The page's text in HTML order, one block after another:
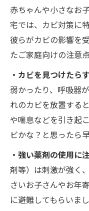
赤ちゃんや小さなお
宅では、カビ対策に
彼らがカビの影響を
たご家庭向けの注意点
・カビを見つけたら
弱かったり、呼吸器
れのカビを放置する
や喘息などを引き起
ビかな？と思ったら
・強い薬剤の使用に
剤等）は刺激が強く
さいお子さんやお年
に避難してもらいま